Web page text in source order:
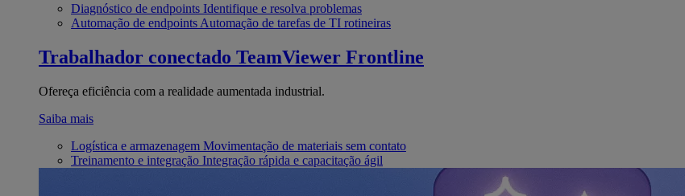
Diagnóstico de endpoints Identifique e resolva problemas
Automação de endpoints Automação de tarefas de TI rotineiras
Trabalhador conectado TeamViewer Frontline
Ofereça eficiência com a realidade aumentada industrial.
Saiba mais
Logística e armazenagem Movimentação de materiais sem contato
Treinamento e integração Integração rápida e capacitação ágil